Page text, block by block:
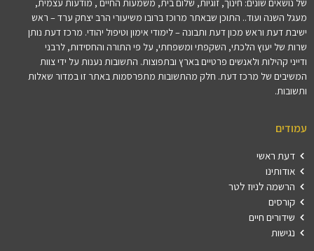
של נושאים שונים: חינוך, זוגיות, שלום בית, משמעות החיים , מודעות עצמית,
מעגל השנה ועוד.. התוכן שבאתר מרוכז ברובו משיעורי הרב יצחק ערד – ראש
ישיבת דעת וראש מכון דעת ותבונה – לימודי אימון וטיפול יהודי. מרכז דעת נותן
שרות של יעוץ הלכתי, השקפתי ומשפחתי, על פי התורה והחסידות, לרבני
ודייני קהילות ולאנשים פרטיים בארץ ובתפוצות. התשובות נענות על ידי צוות
המשיבים של מרכז דעת. חלק מהתשובות מתפרסמות באתר זו במדור שאלות
ותשובות.
עמודים
דעת ראשי
אודותינו
הרשמה לניוז לטר
קורסים
שידורים חיים
נגישות